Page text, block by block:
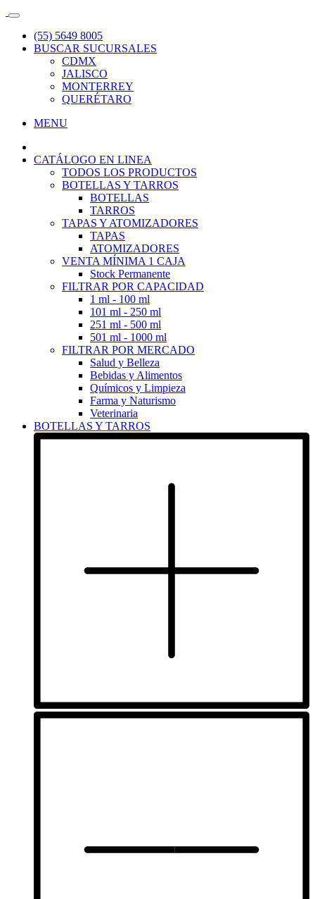
(55) 5649 8005
BUSCAR SUCURSALES
CDMX
JALISCO
MONTERREY
QUERÉTARO
MENU
CATÁLOGO EN LINEA
TODOS LOS PRODUCTOS
BOTELLAS Y TARROS
BOTELLAS
TARROS
TAPAS Y ATOMIZADORES
TAPAS
ATOMIZADORES
VENTA MÍNIMA 1 CAJA
Stock Permanente
FILTRAR POR CAPACIDAD
1 ml - 100 ml
101 ml - 250 ml
251 ml - 500 ml
501 ml - 1000 ml
FILTRAR POR MERCADO
Salud y Belleza
Bebidas y Alimentos
Químicos y Limpieza
Farma y Naturismo
Veterinaria
BOTELLAS Y TARROS